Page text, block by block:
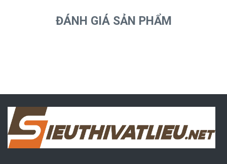
ĐÁNH GIÁ SẢN PHẨM